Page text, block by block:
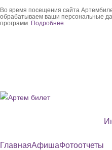
Во время посещения сайта
обрабатываем ваши персональные
программ. Подробнее.
ГлавнаяАфишаФотоотчеты